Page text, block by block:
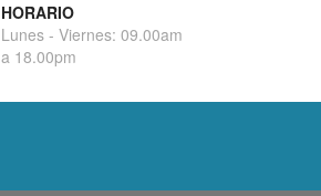
HORARIO
Lunes - Viernes: 09.00am
a 18.00pm